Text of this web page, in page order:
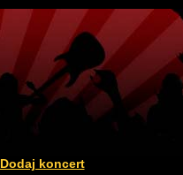
Dodaj koncert